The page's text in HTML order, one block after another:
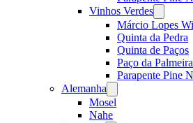
Vinhos Verdes
menu
Márcio Lopes
Quinta da Pedra
Quinta de Paços
Paço da Palmeira
Parapente Pine
Alemanha
menu
Mosel
Nahe